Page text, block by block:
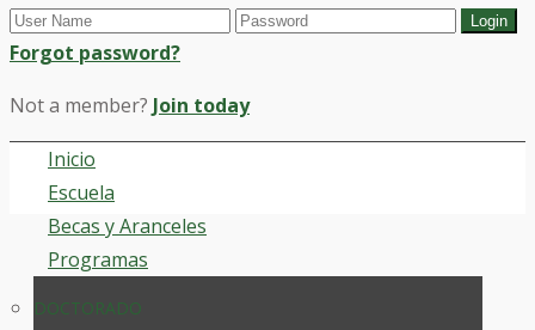
Forgot password?
Not a member? Join today
Inicio
Escuela
Becas y Aranceles
Programas
DOCTORADO